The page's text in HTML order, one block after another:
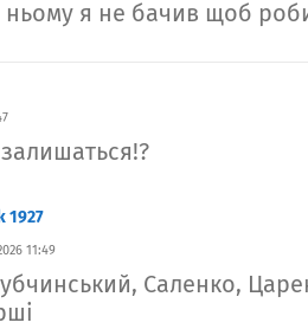
ньому я не бачив щоб
1927
11:49
Саленко,